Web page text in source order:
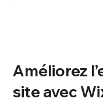
Améliorez
site avec